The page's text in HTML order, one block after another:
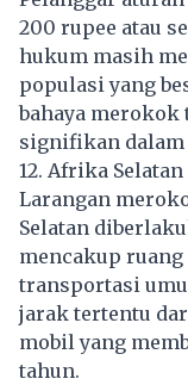
200 rupee atau
hukum masih
populasi yang
bahaya merokok
signifikan dalam
12. Afrika Selatan
Larangan
Selatan
mencakup
transportasi
jarak tertentu
mobil yang
tahun.